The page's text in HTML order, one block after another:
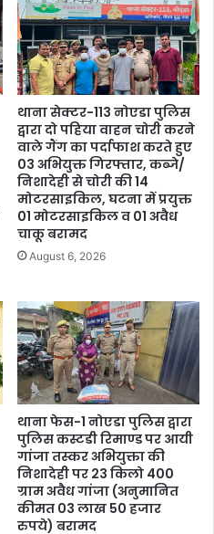
थाना सेक्टर-113 नोएडा पुलिस
द्वारा दो पहिया वाहन चोरी करने
वाले गैंग का पर्दाफाश करते हुए
03 अभियुक्त गिरफ्तार, कब्जे/
निशादेही से चोरी की 14
मोटरसाइकिल, घटना में प्रयुक्त
01 मोटरसाइकिल व 01 अवैध
चाकू बरामद
August 6, 2026
थाना फेस-1 नोएडा पुलिस द्वारा
पुलिस कस्टडी रिमाण्ड पर आयी
गांजा तस्कर अभियुक्ता की
निशादेही पर 23 किलो 400
ग्राम अवैध गांजा (अनुमानित
कीमत 03 लाख 50 हजार
रुपये) बरामद